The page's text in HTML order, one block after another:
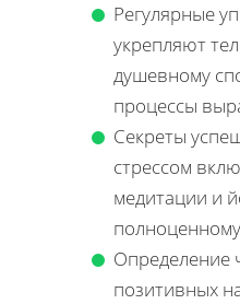
Регулярные
укрепляют
душевному
процессы
Секреты
стрессом
медитации и
Определение
позитивных